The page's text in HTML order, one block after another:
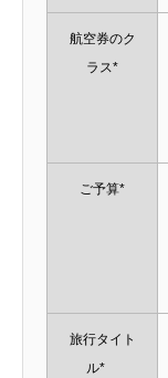
航空券のク
ラス*
ご予算*
旅行タイト
ル*